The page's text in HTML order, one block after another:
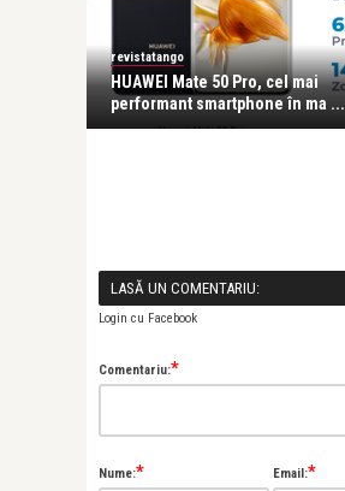
revistatango
HUAWEI Mate 50 Pro, cel mai
performant smartphone în ma ...
LASĂ UN COMENTARIU:
Login cu Facebook
Comentariu:*
Nume:* Email:*